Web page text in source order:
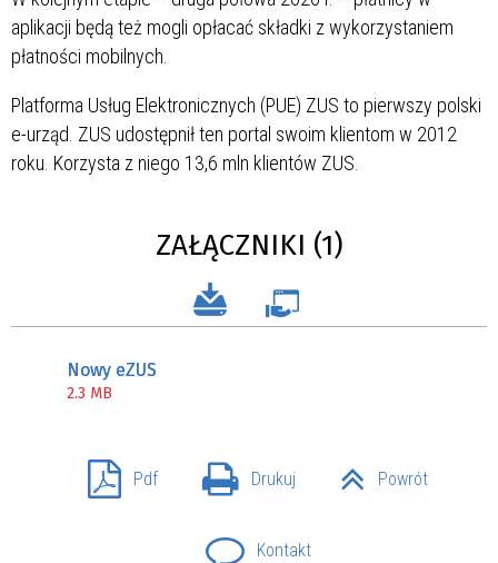
aplikacji będą też mogli opłacać składki z wykorzystaniem
płatności mobilnych.
Platforma Usług Elektronicznych (PUE) ZUS to pierwszy polski
e-urząd. ZUS udostępnił ten portal swoim klientom w 2012
roku. Korzysta z niego 13,6 mln klientów ZUS.
ZAŁĄCZNIKI (1)
Nowy eZUS
2.3 MB
Pdf Drukuj Powrót
Kontakt